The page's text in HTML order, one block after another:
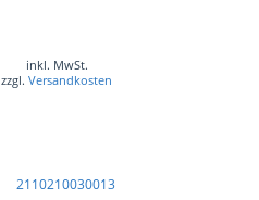
inkl. MwSt.
zzgl.Versandkosten